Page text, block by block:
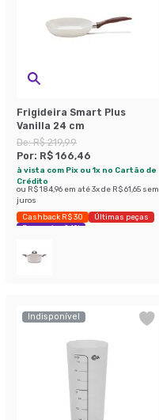
Frigideira Smart Plus
Vanilla 24 cm
De:R$ 219,99
Por: R$ 166,46
à vista com Pix ou 1x no Cartão de
Crédito
ou R$ 184,96 em até3x de R$ 61,65 sem
juros
Cashback R$ 30
Últimas peças
Economize 24%
Indisponível